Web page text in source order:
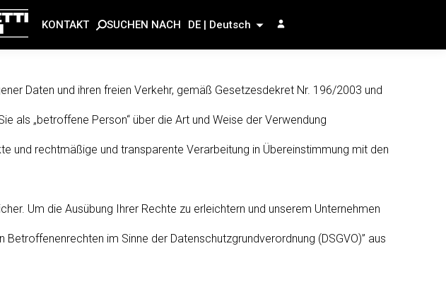
KONTAKT SUCHEN NACH DE | Deutsch
Daten und ihren freien Verkehr, gemäß Gesetzesdekret Nr. 196/2003 und
als „betroffene Person“ über die Art und Weise der Verwendung
und rechtmäßige und transparente Verarbeitung in Übereinstimmung mit den
Um die Ausübung Ihrer Rechte zu erleichtern und unserem Unternehmen
im Sinne der Datenschutzgrundverordnung (DSGVO)” aus